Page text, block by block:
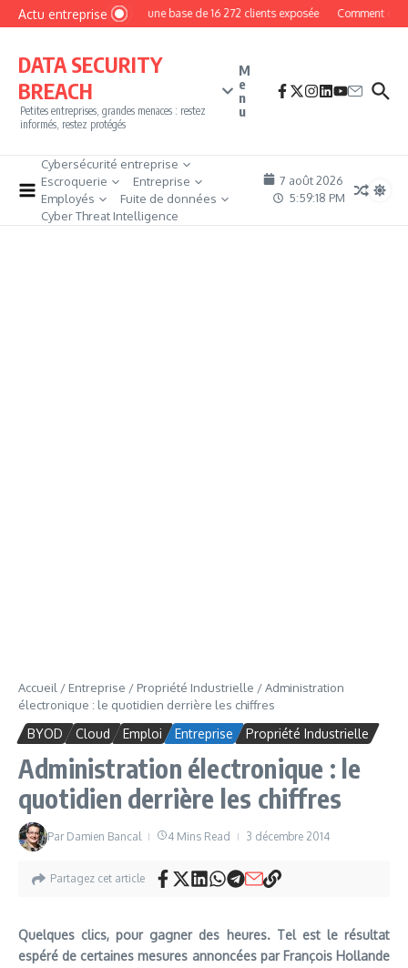
Aller au contenu
Actu entrepriseMyPhoto : une base de 16 272 clients exposée Comment
DATA SECURITY
BREACH
Petites entreprises, grandes menaces : restez
informés, restez protégés
M
e
n
u
Cybersécurité entreprise
Escroquerie
Entreprise
Employés
Fuite de données
Cyber Threat Intelligence
7 août 2026
5:59:19 PM
Accueil / Entreprise / Propriété Industrielle /Administration
électronique : le quotidien derrière les chiffres
BYOD Cloud Emploi Entreprise Propriété Industrielle
Administration électronique : le
quotidien derrière les chiffres
Par Damien Bancal 4 Mins Read 3 décembre 2014
Partagez cet article
Quelques clics, pour gagner des heures. Tel est le résultat
espéré de certaines mesures annoncées par François Hollande